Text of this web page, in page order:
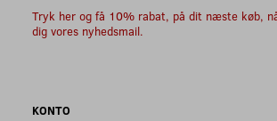
Tryk her og få 10% rabat, på dit næste køb,
dig vores nyhedsmail.
KONTO